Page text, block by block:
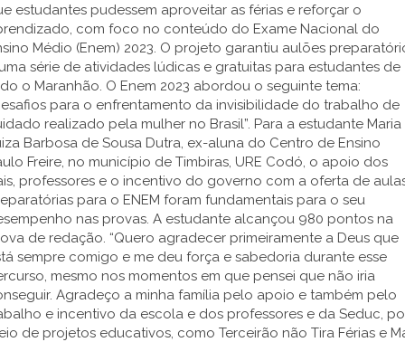
estudantes pudessem aproveitar as férias e reforçar o
com foco no conteúdo do Exame Nacional do
Médio (Enem) 2023. O projeto garantiu aulões
série de atividades lúdicas e gratuitas para estudantes de
o Maranhão. O Enem 2023 abordou o seguinte tema:
para o enfrentamento da invisibilidade do trabalho de
realizado pela mulher no Brasil”. Para a estudante Maria
Barbosa de Sousa Dutra, ex-aluna do Centro de Ensino
Freire, no município de Timbiras, URE Codó, o apoio dos
professores e o incentivo do governo com a oferta de
para o ENEM foram fundamentais para o seu
nas provas. A estudante alcançou 980 pontos na
de redação. “Quero agradecer primeiramente a Deus que
sempre comigo e me deu força e sabedoria durante esse
mesmo nos momentos em que pensei que não iria
Agradeço a minha família pelo apoio e também pelo
e incentivo da escola e dos professores e da Seduc,
de projetos educativos, como Terceirão não Tira Férias e